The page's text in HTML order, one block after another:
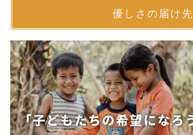
優しさの届け先